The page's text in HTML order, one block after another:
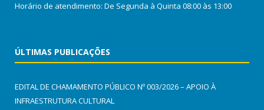
Horário de atendimento: De Segunda à Quinta 08:00 às 13:00
ÚLTIMAS PUBLICAÇÕES
EDITAL DE CHAMAMENTO PÚBLICO Nº 003/2026 – APOIO À
INFRAESTRUTURA CULTURAL